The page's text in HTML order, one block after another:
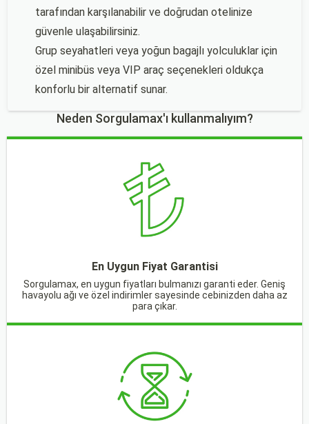
tarafından karşılanabilir ve doğrudan otelinize
güvenle ulaşabilirsiniz.
Grup seyahatleri veya yoğun bagajlı yolculuklar için
özel minibüs veya VIP araç seçenekleri oldukça
konforlu bir alternatif sunar.
Neden Sorgulamax'ı kullanmalıyım?
En Uygun Fiyat Garantisi
Sorgulamax, en uygun fiyatları bulmanızı garanti eder. Geniş
havayolu ağı ve özel indirimler sayesinde cebinizden daha az
para çıkar.